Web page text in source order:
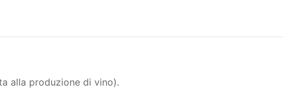
alla produzione di vino).